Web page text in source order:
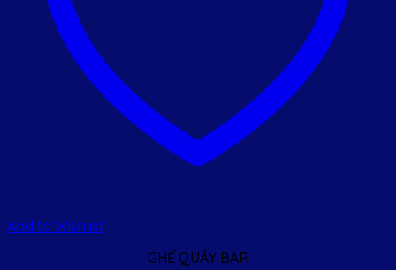
Add to Wishlist
GHẾ QUẦY BAR